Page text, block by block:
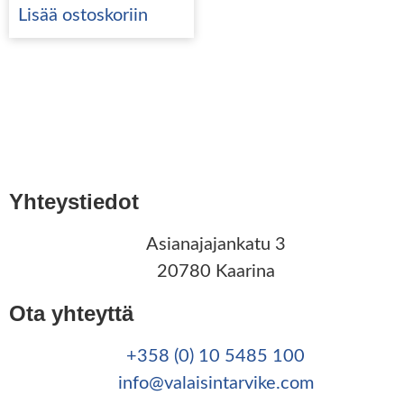
Lisää ostoskoriin
Yhteystiedot
Asianajajankatu 3
20780 Kaarina
Ota yhteyttä
+358 (0) 10 5485 100
info@valaisintarvike.com